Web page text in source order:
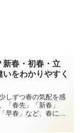
新春・初春・立
をわかりやすく
しずつ春の気配を感
「春先」「新春」
早春」など、春に関